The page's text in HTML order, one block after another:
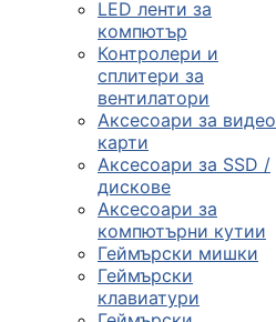
LED ленти за
компютър
Контролери и
сплитери за
вентилатори
Аксесоари за видео
карти
Аксесоари за SSD /
дискове
Аксесоари за
компютърни кутии
Геймърски мишки
Геймърски
клавиатури